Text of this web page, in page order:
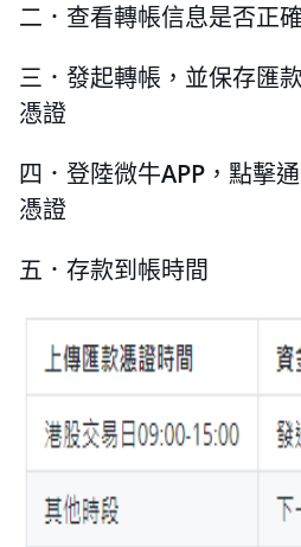
二．查看轉帳信息是否正確
三．發起轉帳，並保存匯
憑證
四．登陸微牛APP，點擊
憑證
五．存款到帳時間